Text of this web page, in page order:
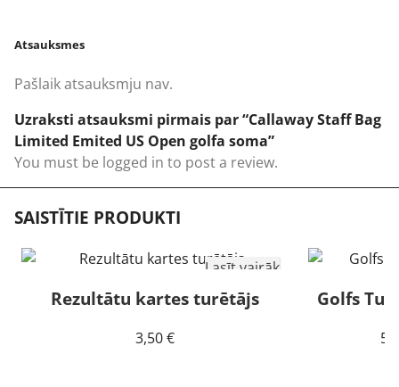
Atsauksmes
Pašlaik atsauksmju nav.
Uzraksti atsauksmi pirmais par “Callaway Staff Bag
Limited Emited US Open golfa soma”
You must be logged in to post a review.
SAISTĪTIE PRODUKTI
Lasīt vairāk
Rezultātu kartes turētājs
3,50€
Golfs